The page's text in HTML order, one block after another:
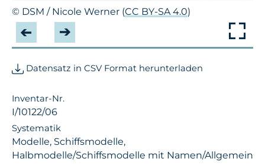
© DSM / Nicole Werner (CC BY-SA 4.0)
Datensatz in CSV Format herunterladen
Inventar-Nr.
I/10122/06
Systematik
Modelle, Schiffsmodelle,
Halbmodelle/Schiffsmodelle mit Namen/Allgemein